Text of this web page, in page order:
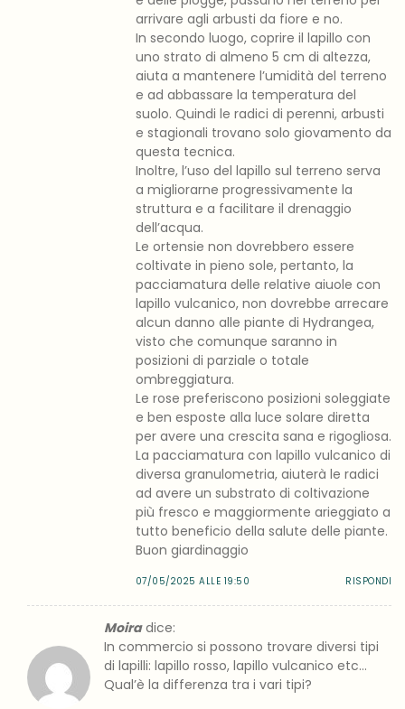
arrivare agli arbusti da fiore e no.
In secondo luogo, coprire il lapillo con
uno strato di almeno 5 cm di altezza,
aiuta a mantenere l’umidità del terreno
e ad abbassare la temperatura del
suolo. Quindi le radici di perenni, arbusti
e stagionali trovano solo giovamento da
questa tecnica.
Inoltre, l’uso del lapillo sul terreno serva
a migliorarne progressivamente la
struttura e a facilitare il drenaggio
dell’acqua.
Le ortensie non dovrebbero essere
coltivate in pieno sole, pertanto, la
pacciamatura delle relative aiuole con
lapillo vulcanico, non dovrebbe arrecare
alcun danno alle piante di Hydrangea,
visto che comunque saranno in
posizioni di parziale o totale
ombreggiatura.
Le rose preferiscono posizioni soleggiate
e ben esposte alla luce solare diretta
per avere una crescita sana e rigogliosa.
La pacciamatura con lapillo vulcanico di
diversa granulometria, aiuterà le radici
ad avere un substrato di coltivazione
più fresco e maggiormente arieggiato a
tutto beneficio della salute delle piante.
Buon giardinaggio
07/05/2025 ALLE 19:50 RISPONDI
Moira dice:
In commercio si possono trovare diversi tipi
di lapilli: lapillo rosso, lapillo vulcanico etc…
Qual’è la differenza tra i vari tipi?